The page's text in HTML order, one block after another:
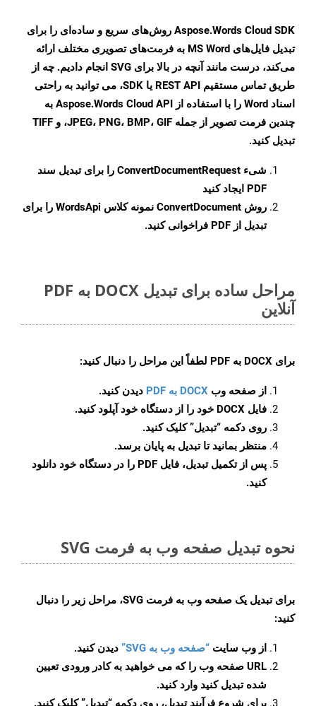
Aspose.Words Cloud SDK روش‌های سریع و ساده‌ای را برای
تبدیل فایل‌های MS Word به فرمت‌های تصویری مختلف ارائه
می‌کند، درست مانند آنچه در بالا برای SVG انجام دادیم. چه از
طریق تماس مستقیم REST API یا SDK، می توانید به راحتی
اسناد Word را با استفاده از Aspose.Words Cloud API به
چندین فرمت تصویر از جمله JPEG، PNG، BMP، GIF، و TIFF
تبدیل کنید.
شیء ConvertDocumentRequest را برای تبدیل سند
PDF ایجاد کنید
روش ConvertDocument
نمونه کلاس WordsApi را برای
تبدیل از PDF فراخوانی کنید.
مراحل ساده برای تبدیل DOCX به PDF
آنلاین
برای DOCX به PDF لطفاً این مراحل را دنبال کنید:
از صفحه وب DOCX به PDF
دیدن کنید.
فایل DOCX خود را از دستگاه خود آپلود کنید.
روی دکمه “تبدیل”کلیک کنید.
منتظر بمانید تا تبدیل به پایان برسد.
پس از تکمیل تبدیل، فایل PDF را در دستگاه خود دانلود
کنید.
نحوه تبدیل صفحه وب به فرمت SVG
برای تبدیل یک صفحه وب به فرمت SVG، مراحل زیر را دنبال
کنید:
از وب سایت “صفحه وب به SVG”
دیدن کنید.
URL صفحه وب را که می خواهید به کادر ورودی تعیین
شده تبدیل کنید وارد کنید.
برای شروع فرآیند تبدیل، روی دکمه “تبدیل” کلیک کنید.